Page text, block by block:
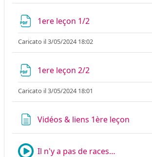
1ere leçon 1/2
Caricato il 3/05/2024 18:02
1ere leçon 2/2
Caricato il 3/05/2024 18:01
Vidéos & liens 1ère leçon
Il n'y a pas de races…